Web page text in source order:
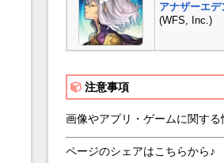
アナザーエ
(WFS, Inc.)
注意事項
画像やアプリ・ゲームに関する
ページのシェアはこちらから♪